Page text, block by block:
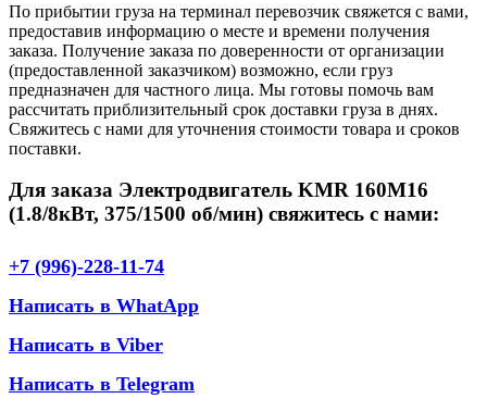
По прибытии груза на терминал перевозчик свяжется с вами,
предоставив информацию о месте и времени получения
заказа. Получение заказа по доверенности от организации
(предоставленной заказчиком) возможно, если груз
предназначен для частного лица. Мы готовы помочь вам
рассчитать приблизительный срок доставки груза в днях.
Свяжитесь с нами для уточнения стоимости товара и сроков
поставки.
Для заказа Электродвигатель KMR 160M16
(1.8/8кВт, 375/1500 об/мин) свяжитесь с нами:
+7 (996)-228-11-74
Написать в WhatApp
Написать в Viber
Написать в Telegram